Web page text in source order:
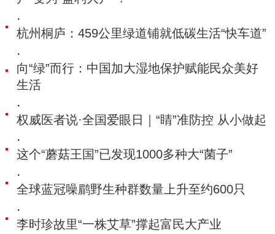
·
杭州桐庐：459公里绿道铺就低碳生活“快车道”
·
向“绿”而行：中国加大湿地保护赋能民众美好
生活
·
权威医者说·全国爱眼日｜“睛”准防控 从小做起
·
这个“蘑菇王国”已发现1000多种大“菌子”
·
全球蓝冠噪鹛野生种群数量上升至约600只
·
李时珍故里“一株艾草”撑起富民大产业